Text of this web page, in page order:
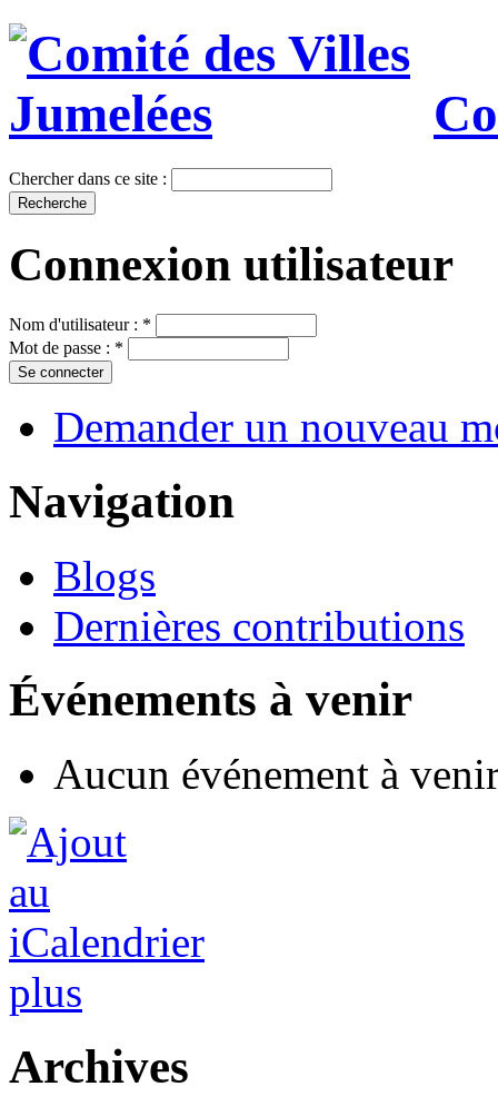
Chercher dans ce site :
Connexion utilisateur
Nom d'utilisateur : *
Mot de passe : *
Demander un nouveau
Navigation
Blogs
Dernières contributions
Événements à venir
Aucun événement à
plus
Archives